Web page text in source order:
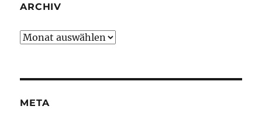
ARCHIV
Archiv
META